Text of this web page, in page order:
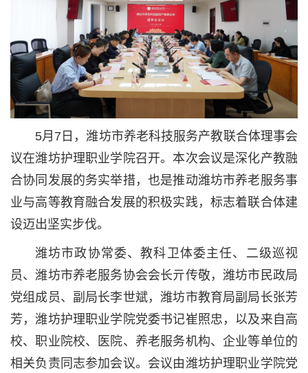
5月7日，潍坊市养老科技服务产教联合体理事会
议在潍坊护理职业学院召开。本次会议是深化产教融
合协同发展的务实举措，也是推动潍坊市养老服务事
业与高等教育融合发展的积极实践，标志着联合体建
设迈出坚实步伐。
潍坊市政协常委、教科卫体委主任、二级巡视
员、潍坊市养老服务协会会长亓传敬，潍坊市民政局
党组成员、副局长李世斌，潍坊市教育局副局长张芳
芳，潍坊护理职业学院党委书记崔照忠，以及来自高
校、职业院校、医院、养老服务机构、企业等单位的
相关负责同志参加会议。会议由潍坊护理职业学院党